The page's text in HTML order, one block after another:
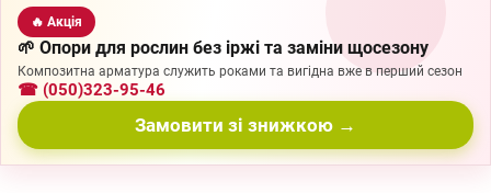
🔥 Акція
🌱 Опори для рослин без іржі та заміни щосезону
Композитна арматура служить роками та вигідна вже в перший сезон
☎ (050)323-95-46
Замовити зі знижкою →